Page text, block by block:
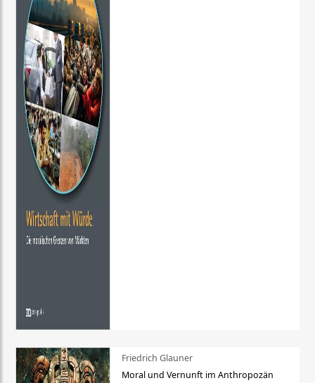
Friedrich Glauner
Moral und Vernunft im Anthropozän